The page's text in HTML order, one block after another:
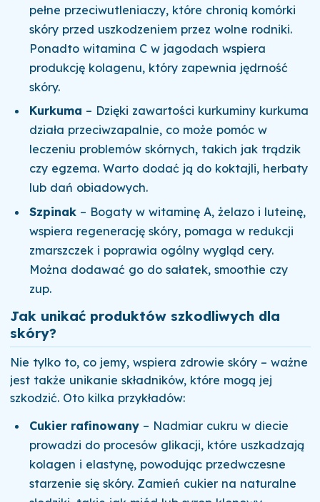
pełne przeciwutleniaczy, które chronią komórki
skóry przed uszkodzeniem przez wolne rodniki.
Ponadto witamina C w jagodach wspiera
produkcję kolagenu, który zapewnia jędrność
skóry.
Kurkuma – Dzięki zawartości kurkuminy kurkuma
działa przeciwzapalnie, co może pomóc w
leczeniu problemów skórnych, takich jak trądzik
czy egzema. Warto dodać ją do koktajli, herbaty
lub dań obiadowych.
Szpinak – Bogaty w witaminę A, żelazo i luteinę,
wspiera regenerację skóry, pomaga w redukcji
zmarszczek i poprawia ogólny wygląd cery.
Można dodawać go do sałatek, smoothie czy
zup.
Jak unikać produktów szkodliwych dla
skóry?
Nie tylko to, co jemy, wspiera zdrowie skóry – ważne
jest także unikanie składników, które mogą jej
szkodzić. Oto kilka przykładów:
Cukier rafinowany – Nadmiar cukru w diecie
prowadzi do procesów glikacji, które uszkadzają
kolagen i elastynę, powodując przedwczesne
starzenie się skóry. Zamień cukier na naturalne